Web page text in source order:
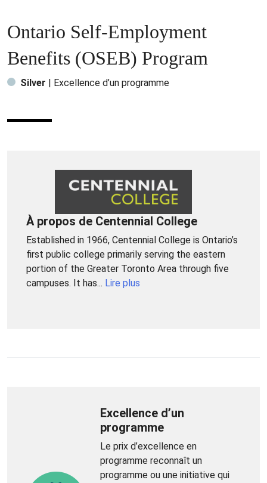
Ontario Self-Employment
Benefits (OSEB) Program
Silver | Excellence d’un programme
À propos de Centennial College
Established in 1966, Centennial College is Ontario’s
first public college primarily serving the eastern
portion of the Greater Toronto Area through five
campuses. It has... Lire plus
Excellence d’un
programme
Le prix d’excellence en
programme reconnaît un
programme ou une initiative qui